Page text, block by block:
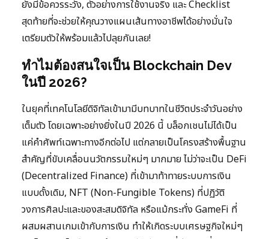
ยังมีข้อควรระวัง, ตัวอย่างการใช้งานจริง และ Checklist
สุดท้ายที่จะช่วยให้คุณวางแผนเส้นทางอาชีพได้อย่างมั่นใจ
เตรียมตัวให้พร้อมแล้วไปลุยกันเลย!
ทำไมต้องสนใจเป็น Blockchain Dev
ในปี 2026?
ในยุคที่เทคโนโลยีดิจิทัลเข้ามามีบทบาทในชีวิตประจำวันอย่าง
เต็มตัว โดยเฉพาะอย่างยิ่งในปี 2026 นี้ บล็อกเชนไม่ได้เป็น
แค่คำศัพท์เฉพาะทางอีกต่อไป แต่กลายเป็นโครงสร้างพื้นฐาน
สำคัญที่ขับเคลื่อนนวัตกรรมใหม่ๆ มากมาย ไม่ว่าจะเป็น DeFi
(Decentralized Finance) ที่เข้ามาท้าทายระบบการเงิน
แบบดั้งเดิม, NFT (Non-Fungible Tokens) ที่ปฏิวัติ
วงการศิลปะและของสะสมดิจิทัล หรือแม้กระทั่ง GameFi ที่
ผสมผสานเกมเข้ากับการเงิน ทำให้เกิดระบบเศรษฐกิจใหม่ๆ